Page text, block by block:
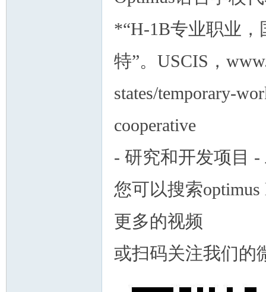
*“H-1B专业职业
特”。USCIS，
states/temporary-
cooperative
- 研究和开发项目
您可以搜索optimus
更多的视频
或扫码关注我们的